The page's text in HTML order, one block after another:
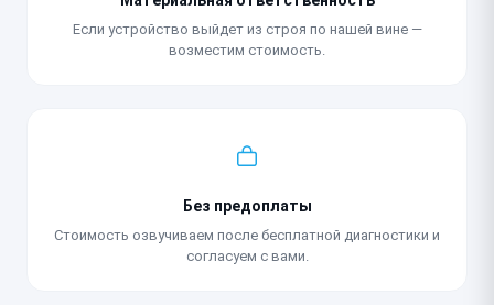
Если устройство выйдет из строя по нашей вине —
возместим стоимость.
Без предоплаты
Стоимость озвучиваем после бесплатной диагностики и
согласуем с вами.